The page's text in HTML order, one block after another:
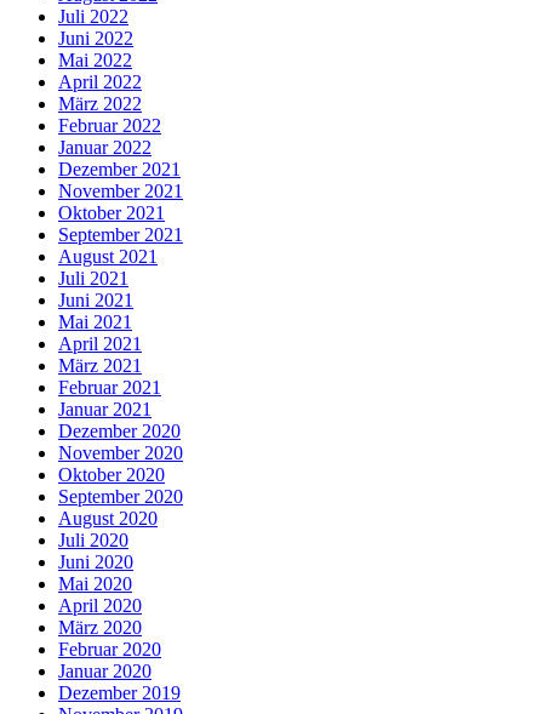
Juli 2022
Juni 2022
Mai 2022
April 2022
März 2022
Februar 2022
Januar 2022
Dezember 2021
November 2021
Oktober 2021
September 2021
August 2021
Juli 2021
Juni 2021
Mai 2021
April 2021
März 2021
Februar 2021
Januar 2021
Dezember 2020
November 2020
Oktober 2020
September 2020
August 2020
Juli 2020
Juni 2020
Mai 2020
April 2020
März 2020
Februar 2020
Januar 2020
Dezember 2019